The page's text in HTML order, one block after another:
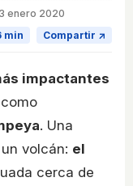
enero 2020
min
Compartir ↗
impactantes
. Una
volcán: el
cerca de